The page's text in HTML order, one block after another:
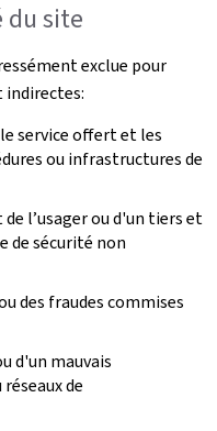
du site
exclue pour
indirectes:
service offert et les
ou infrastructures de
l’usager ou d'un tiers et
de sécurité non
des fraudes commises
d'un mauvais
de